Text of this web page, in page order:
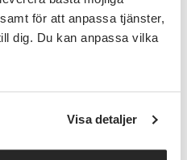
för att anpassa tjänster,
dig. Du kan anpassa vilka
Visa detaljer
till
gäller alltså ett helt
max 16 platser (håll koll